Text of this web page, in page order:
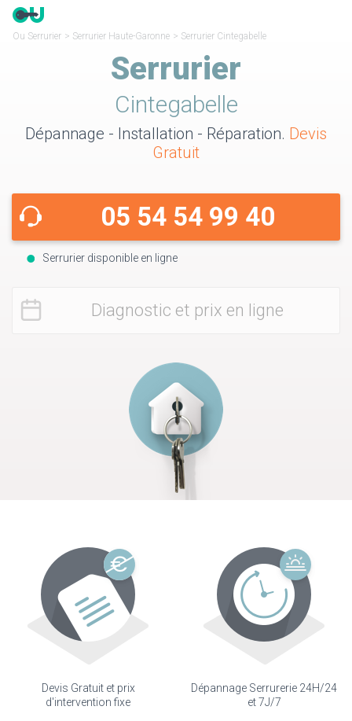
Ou Serrurier > Serrurier Haute-Garonne > Serrurier Cintegabelle
Serrurier
Cintegabelle
Dépannage - Installation - Réparation. Devis
Gratuit
05 54 54 99 40
Serrurier disponible en ligne
Diagnostic et prix en ligne
Devis Gratuit et prix
d'intervention fixe
Dépannage Serrurerie 24H/24
et 7J/7